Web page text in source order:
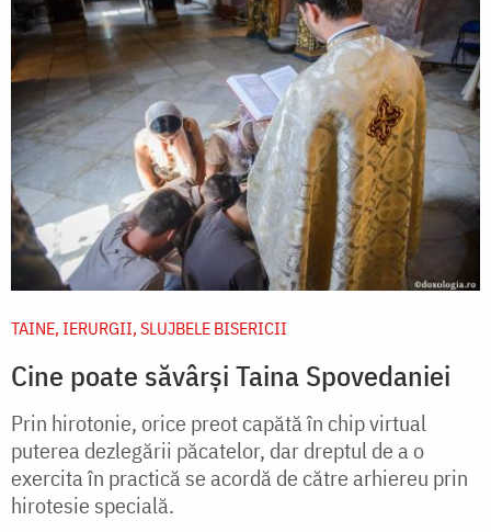
TAINE, IERURGII, SLUJBELE BISERICII
Cine poate săvârși Taina Spovedaniei
Prin hirotonie, orice preot capătă în chip virtual
puterea dezlegării păcatelor, dar dreptul de a o
exercita în practică se acordă de către arhiereu prin
hirotesie specială.